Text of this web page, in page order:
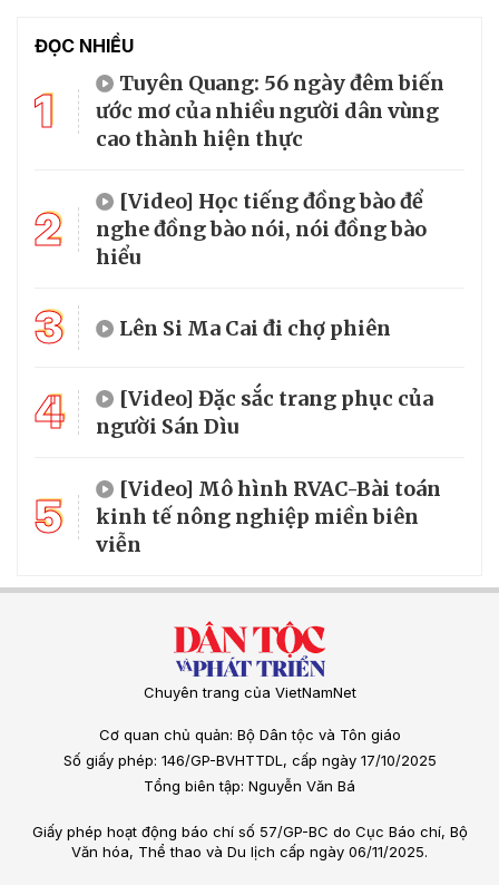
ĐỌC NHIỀU
1
Tuyên Quang: 56 ngày đêm biến
ước mơ của nhiều người dân vùng
cao thành hiện thực
2
[Video] Học tiếng đồng bào để
nghe đồng bào nói, nói đồng bào
hiểu
3 Lên Si Ma Cai đi chợ phiên
4
[Video] Đặc sắc trang phục của
người Sán Dìu
5
[Video] Mô hình RVAC-Bài toán
kinh tế nông nghiệp miền biên
viễn
Chuyên trang của VietNamNet
Cơ quan chủ quản: Bộ Dân tộc và Tôn giáo
Số giấy phép: 146/GP-BVHTTDL, cấp ngày 17/10/2025
Tổng biên tập: Nguyễn Văn Bá
Giấy phép hoạt động báo chí số 57/GP-BC do Cục Báo chí, Bộ
Văn hóa, Thể thao và Du lịch cấp ngày 06/11/2025.